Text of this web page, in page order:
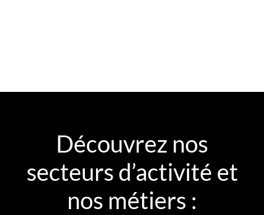
Découvrez nos
secteurs d’activité et
nos métiers :